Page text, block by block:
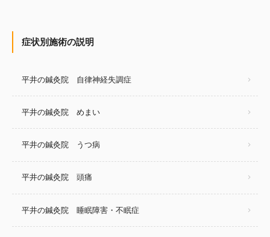
症状別施術の説明
平井の鍼灸院 自律神経失調症
平井の鍼灸院 めまい
平井の鍼灸院 うつ病
平井の鍼灸院 頭痛
平井の鍼灸院 睡眠障害・不眠症